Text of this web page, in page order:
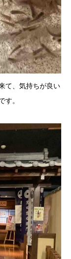
て、気持ちが良い
す。